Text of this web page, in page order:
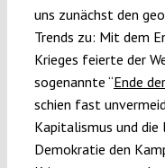
uns zunächst den
Trends zu: Mit dem
Krieges feierte der
sogenannte “Ende
schien fast
Kapitalismus und die
Demokratie den